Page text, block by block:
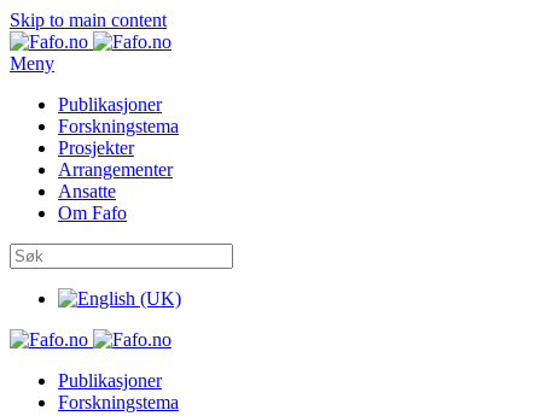
Skip to main content
Meny
Publikasjoner
Forskningstema
Prosjekter
Arrangementer
Ansatte
Om Fafo
Publikasjoner
Forskningstema